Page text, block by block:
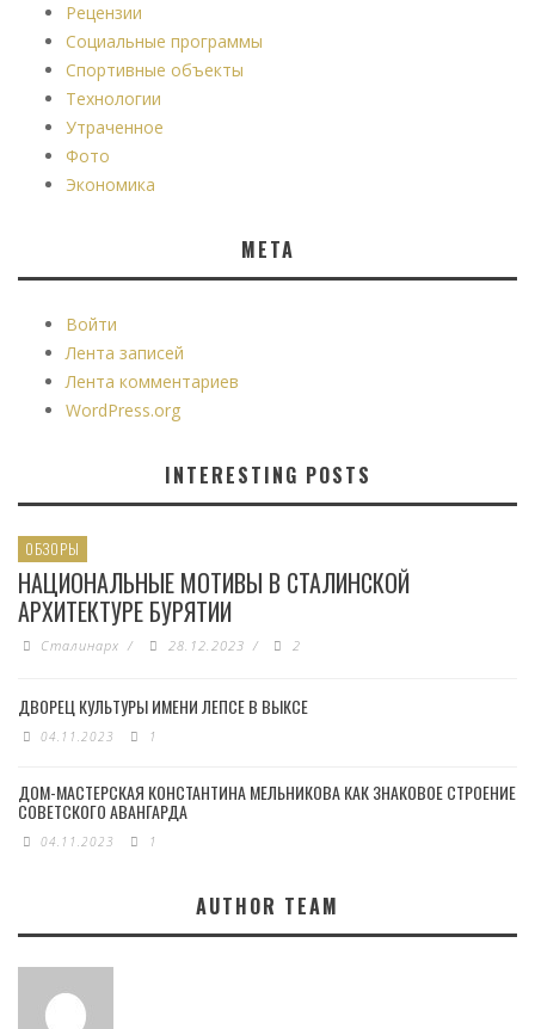
Рецензии
Социальные программы
Спортивные объекты
Технологии
Утраченное
Фото
Экономика
МЕТА
Войти
Лента записей
Лента комментариев
WordPress.org
INTERESTING POSTS
ОБЗОРЫ
НАЦИОНАЛЬНЫЕ МОТИВЫ В СТАЛИНСКОЙ
АРХИТЕКТУРЕ БУРЯТИИ
Сталинарх / 28.12.2023 / 2
ДВОРЕЦ КУЛЬТУРЫ ИМЕНИ ЛЕПСЕ В ВЫКСЕ
04.11.2023 1
ДОМ-МАСТЕРСКАЯ КОНСТАНТИНА МЕЛЬНИКОВА КАК ЗНАКОВОЕ СТРОЕНИЕ
СОВЕТСКОГО АВАНГАРДА
04.11.2023 1
AUTHOR TEAM